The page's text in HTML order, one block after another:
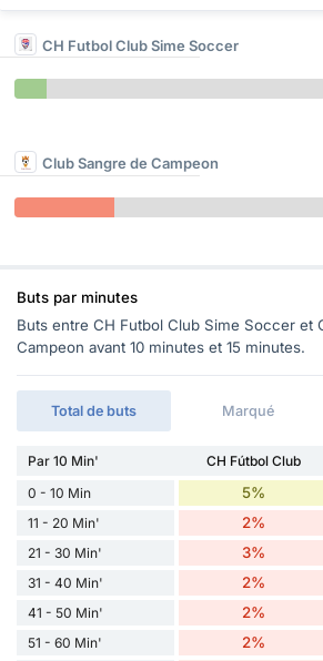
CH Futbol Club Sime Soccer
Club Sangre de Campeon
Buts par minutes
Buts entre CH Futbol Club Sime Soccer et
Campeon avant 10 minutes et 15 minutes.
Total de buts Marqué
Par 10 Min' CH Fútbol Club
0 - 10 Min
5%
11 - 20 Min' 2%
21 - 30 Min' 3%
31 - 40 Min' 2%
41 - 50 Min' 2%
51 - 60 Min' 2%